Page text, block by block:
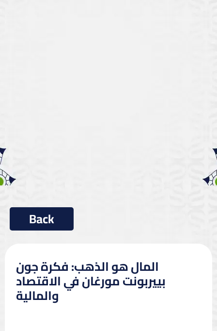
المال هو الذهب: فكرة جون
بييربونت مورغان في الاقتصاد
والمالية